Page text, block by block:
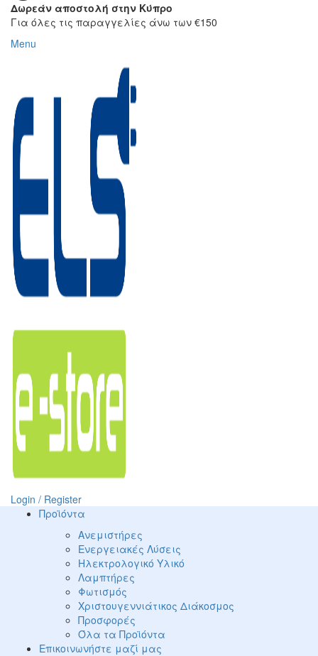
Δωρεάν αποστολή στην Κύπρο
Για όλες τις παραγγελίες άνω των €150
Menu
Login / Register
Προϊόντα
Ανεμιστήρες
Ενεργειακές Λύσεις
Ηλεκτρολογικό Υλικό
Λαμπτήρες
Φωτισμός
Χριστουγεννιάτικος Διάκοσμος
Προσφορές
Όλα τα Προϊόντα
Επικοινωνήστε μαζί μας